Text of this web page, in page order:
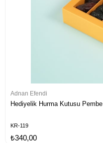
Adnan Efendi
Hediyelik Hurma Kutusu Pembe
KR-119
₺340,00